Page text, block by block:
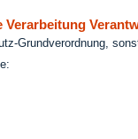
Verarbeitung
Grundverordnung,